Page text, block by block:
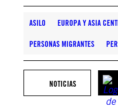
ASILO EUROPA Y ASIA
PERSONAS MIGRANTES
NOTICIAS